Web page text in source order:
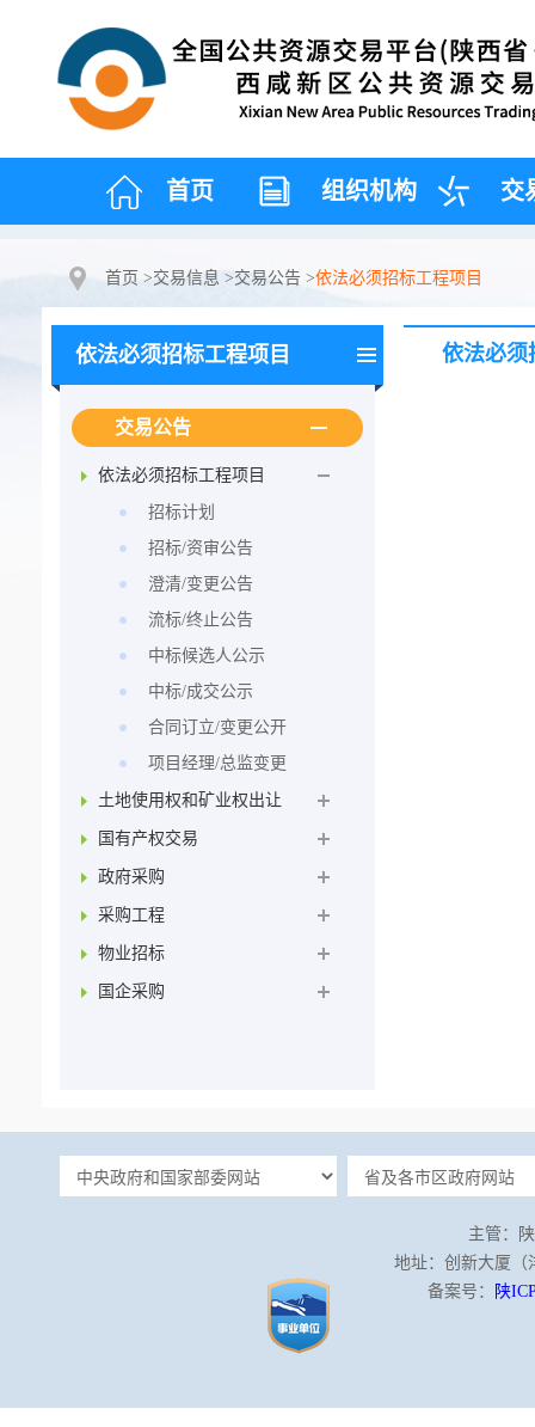
首页 组织机构 交
首页 >交易信息 >交易公告 >依法必须招标工程项目
依法必须招标工程项目
交易公告
依法必须招标工程项目
招标计划
招标/资审公告
澄清/变更公告
流标/终止公告
中标候选人公示
中标/成交公示
合同订立/变更公开
项目经理/总监变更
土地使用权和矿业权出让
国有产权交易
政府采购
采购工程
物业招标
国企采购
依法必须
主管：
地址：创新大厦（
备案号：
陕